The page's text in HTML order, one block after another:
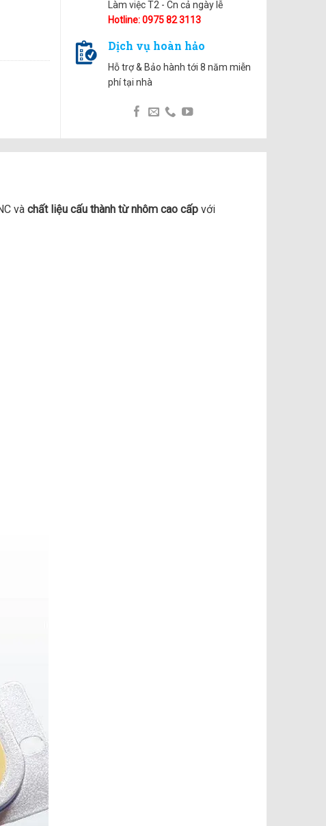
Làm việc T2 - Cn cả ngày lễ
Hotline: 0975 82 3113
Dịch vụ hoàn hảo
Hỗ trợ & Bảo hành tới 8 năm miễn
phí tại nhà
và chất liệu cấu thành từ nhôm cao cấp với